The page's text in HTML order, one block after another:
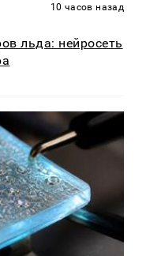
10 часов назад
льда: нейросеть